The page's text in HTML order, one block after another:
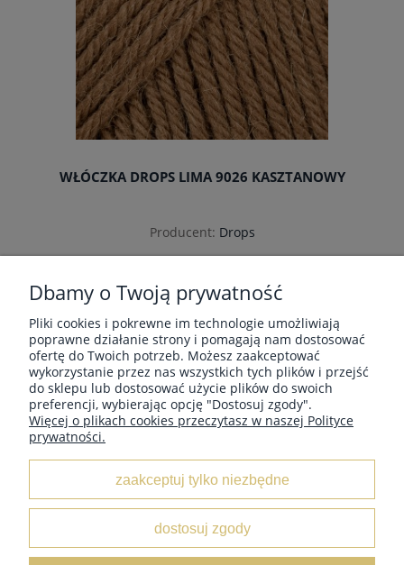
WŁÓCZKA DROPS LIMA 9026 KASZTANOWY
Producent: Drops
Cena regularna:
Najniższa cena:9,52 zł
do koszyka
« 1 2 3 »
MOJE KONTO
Dbamy o Twoją prywatność
Pliki cookies i pokrewne im technologie umożliwiają
poprawne działanie strony i pomagają nam dostosować
ofertę do Twoich potrzeb. Możesz zaakceptować
wykorzystanie przez nas wszystkich tych plików i przejść
do sklepu lub dostosować użycie plików do swoich
preferencji, wybierając opcję "Dostosuj zgody".
Więcej o plikach cookies przeczytasz w naszej Polityce
prywatności.
zaakceptuj tylko niezbędne
dostosuj zgody